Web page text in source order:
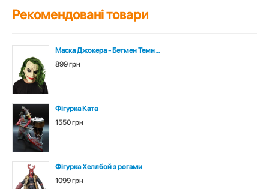
Рекомендовані товари
Маска Джокера - Бетмен Темн...
899 грн
Фігурка Ката
1550 грн
Фігурка Хеллбой з рогами
1099 грн